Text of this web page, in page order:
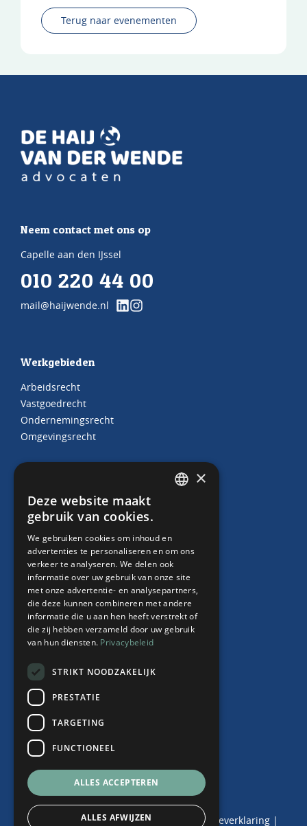
Terug naar evenementen
Neem contact met ons op
Capelle aan den IJssel
010 220 44 00
mail@haijwende.nl
Werkgebieden
Arbeidsrecht
Vastgoedrecht
Ondernemingsrecht
Omgevingsrecht
Juridische producten
Arbeidscontracten
HR Abonnement
Contract “thuiswerken”
Whitepaper Faillissement debiteur
Over ons
Team
Nieuws
Events
Contact
© 2024 de Haij & Van der Wende |
Alle Rechten Voorbehouden
Algemene Voorwaarden|Privacy- en Cookieverklaring |
×
Deze website maakt
gebruik van cookies.
We gebruiken cookies om inhoud en
advertenties te personaliseren en om ons
verkeer te analyseren. We delen ook
informatie over uw gebruik van onze site
met onze advertentie- en analysepartners,
die deze kunnen combineren met andere
informatie die u aan hen heeft verstrekt of
die zij hebben verzameld door uw gebruik
van hun diensten. Privacybeleid
STRIKT NOODZAKELIJK
PRESTATIE
TARGETING
FUNCTIONEEL
ALLES ACCEPTEREN
ALLES AFWIJZEN